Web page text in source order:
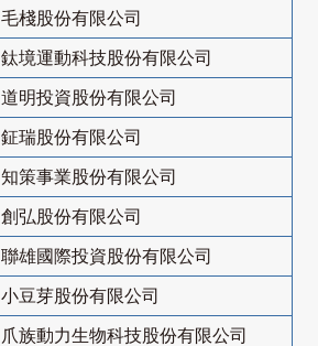
毛棧股份有限公司
鈦境運動科技股份有限公司
道明投資股份有限公司
鉦瑞股份有限公司
知策事業股份有限公司
創弘股份有限公司
聯雄國際投資股份有限公司
小豆芽股份有限公司
爪族動力生物科技股份有限公司